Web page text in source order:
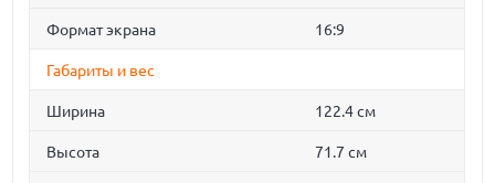
Формат экрана 16:9
Габариты и вес
Ширина 122.4 см
Высота 71.7 см